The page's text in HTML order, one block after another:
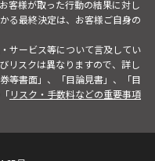
客様が取った行動の結果に対し
る最終決定は、お客様ご自身の
サービス等について言及してい
リスクは異なりますので、詳し
等書面」、「目論見書」、「目
リスク・手数料などの重要事項